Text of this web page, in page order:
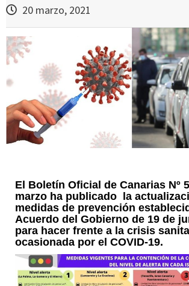
20 marzo, 2021
El Boletín Oficial de Canarias Nº
marzo ha publicado la
medidas de prevención
Acuerdo del Gobierno de 19 de
para hacer frente a la crisis
ocasionada por el COVID-19.